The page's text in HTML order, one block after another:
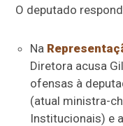
O deputado
Na
Diretora acusa
ofensas à
(atual ministra-
Institucionais) e